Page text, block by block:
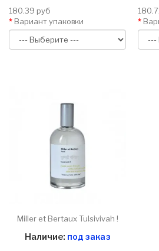
180.39 руб
Вариант упаковки
Miller et Bertaux Tulsivivah !
Наличие: под заказ